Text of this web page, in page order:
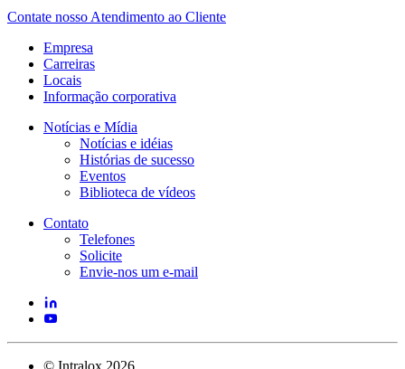
Contate nosso Atendimento ao Cliente
Empresa
Carreiras
Locais
Informação corporativa
Notícias e Mídia
Notícias e idéias
Histórias de sucesso
Eventos
Biblioteca de vídeos
Contato
Telefones
Solicite
Envie-nos um e-mail
© Intralox 2026